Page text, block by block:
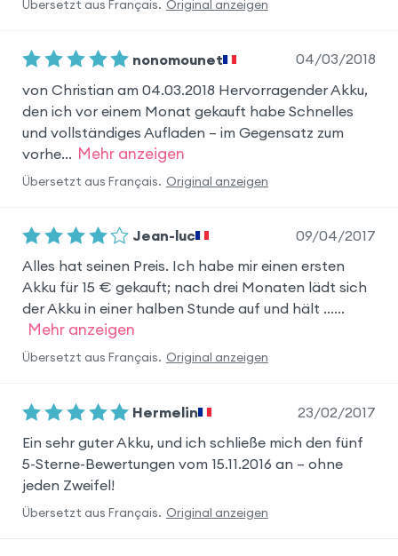
Übersetzt aus Français. Original anzeigen
nonomounet
04/03/2018
von Christian am 04.03.2018 Hervorragender Akku,
den ich vor einem Monat gekauft habe Schnelles
und vollständiges Aufladen – im Gegensatz zum
vorhe... Mehr anzeigen
Übersetzt aus Français. Original anzeigen
Jean-luc
09/04/2017
Alles hat seinen Preis. Ich habe mir einen ersten
Akku für 15 € gekauft; nach drei Monaten lädt sich
der Akku in einer halben Stunde auf und hält …...
Mehr anzeigen
Übersetzt aus Français. Original anzeigen
Hermelin
23/02/2017
Ein sehr guter Akku, und ich schließe mich den fünf
5-Sterne-Bewertungen vom 15.11.2016 an – ohne
jeden Zweifel!
Übersetzt aus Français. Original anzeigen